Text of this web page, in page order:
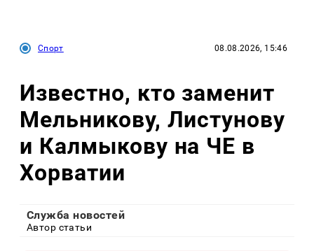
Спорт 08.08.2026, 15:46
Известно, кто заменит
Мельникову, Листунову
и Калмыкову на ЧЕ в
Хорватии
Служба новостей
Автор статьи